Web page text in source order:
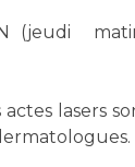
médicale
au
Maladies
(jeudi
actes lasers